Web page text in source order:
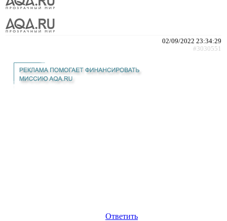
02/09/2022 23:34:29
#3030551
Ответить